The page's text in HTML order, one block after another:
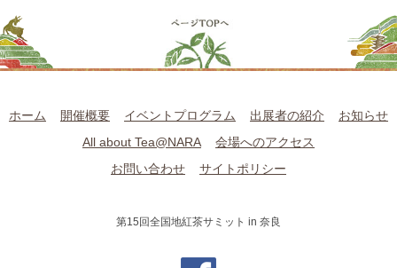
ホーム 開催概要 イベントプログラム 出展者の紹介
お知らせ
All about Tea@NARA
会場へのアクセス
お問い合わせ
サイトポリシー
第15回全国地紅茶サミット in 奈良